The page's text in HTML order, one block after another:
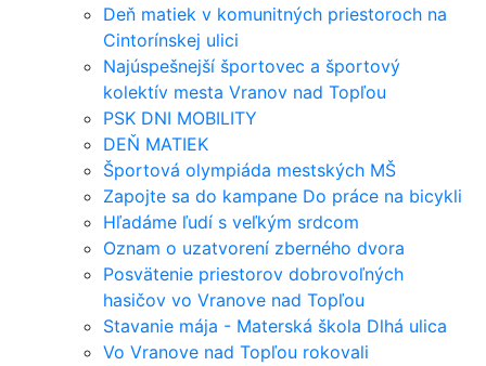
Deň matiek v komunitných priestoroch na
Cintorínskej ulici
Najúspešnejší športovec a športový
kolektív mesta Vranov nad Topľou
PSK DNI MOBILITY
DEŇ MATIEK
Športová olympiáda mestských MŠ
Zapojte sa do kampane Do práce na bicykli
Hľadáme ľudí s veľkým srdcom
Oznam o uzatvorení zberného dvora
Posvätenie priestorov dobrovoľných
hasičov vo Vranove nad Topľou
Stavanie mája - Materská škola Dlhá ulica
Vo Vranove nad Topľou rokovali